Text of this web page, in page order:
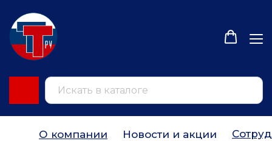
О компании Новости и акции